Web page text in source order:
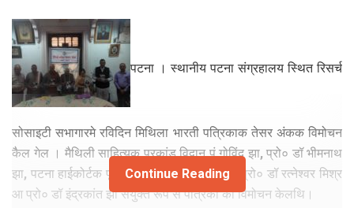
पटना । स्थानीय पटना संग्रहालय स्थित रिसर्च
सोसाइटी सभागारमे रविदिन मिथिला भारती पत्रिकाक तेसर अंकक विमोचन
कैैल गेल । मैथिली साहित्यक प्रकांड विद्वान पं गोविंद झा, प्रो० डॉ भीमनाथ
झा, पटना हाईकोर्टक पूर्व जज श्रीमति मृदुला मिश्रा, प्रो० डॉ रत्नेश्वर मिश्र
आ प्रो० डॉ इंद्रकांत झा संयुक्त रूप स पत्र‍िका का विमोचन केलथ‍ि।
Continue Reading